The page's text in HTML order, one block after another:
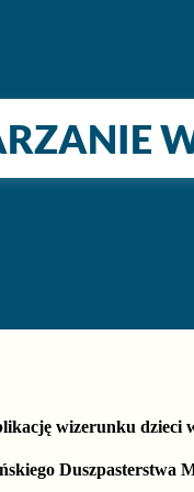
wizerunku dzieci
Duszpasterstwa